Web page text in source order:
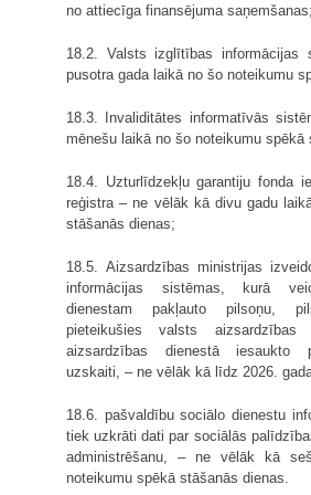
no attiecīga finansējuma saņemšanas;
18.2. Valsts izglītības
pusotra gada laikā no šo noteikumu
18.3. Invaliditātes informatīvās
mēnešu laikā no šo noteikumu spēkā
18.4. Uzturlīdzekļu garantiju fonda
reģistra – ne vēlāk kā divu gadu
stāšanās dienas;
18.5. Aizsardzības ministrijas
informācijas sistēmas, kurā
dienestam pakļauto pilsoņu,
pieteikušies valsts
aizsardzības dienestā iesaukto
uzskaiti, – ne vēlāk kā līdz 2026.
18.6. pašvaldību sociālo dienestu
tiek uzkrāti dati par sociālās
administrēšanu, – ne vēlāk kā
noteikumu spēkā stāšanās dienas.